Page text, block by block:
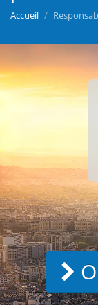
Accueil